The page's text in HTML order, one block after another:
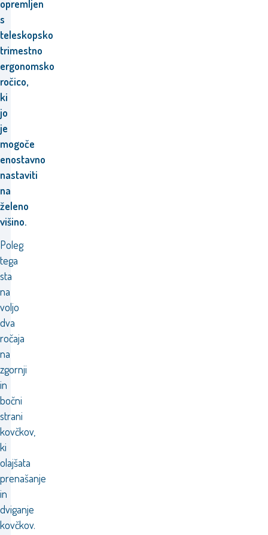
opremljen
s
teleskopsko
trimestno
ergonomsko
ročico,
ki
jo
je
mogoče
enostavno
nastaviti
na
želeno
višino.
Poleg
tega
sta
na
voljo
dva
ročaja
na
zgornji
in
bočni
strani
kovčkov,
ki
olajšata
prenašanje
in
dviganje
kovčkov.